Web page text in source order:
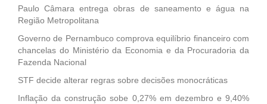
Paulo Câmara entrega obras de saneamento e água na
Região Metropolitana
Governo de Pernambuco comprova equilíbrio financeiro com
chancelas do Ministério da Economia e da Procuradoria da
Fazenda Nacional
STF decide alterar regras sobre decisões monocráticas
Inflação da construção sobe 0,27% em dezembro e 9,40%